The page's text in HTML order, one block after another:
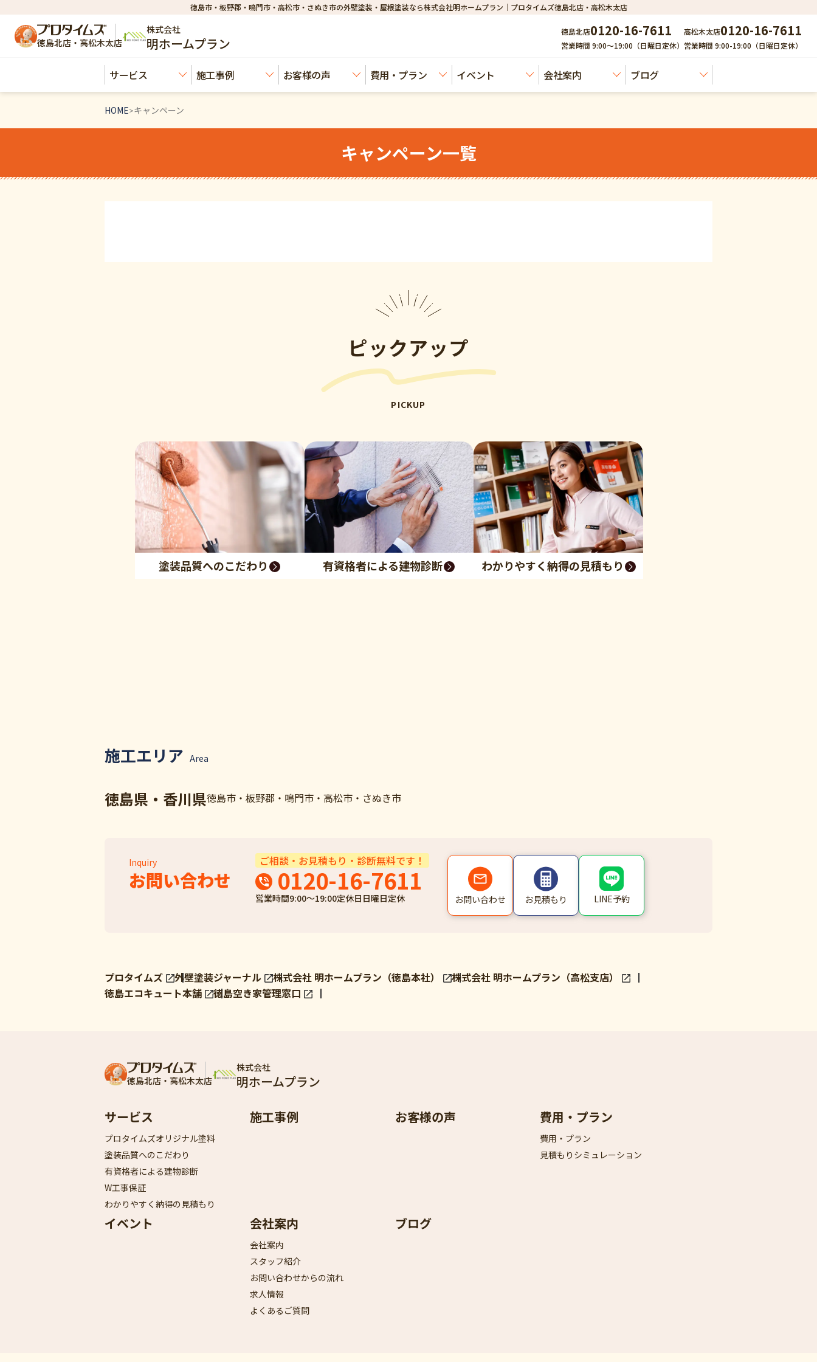
徳島市・板野郡・鳴門市・高松市・さぬき市の外壁塗装・屋根塗装なら株式会社明ホームプラン｜プロタイムズ徳島北店・高松木太店
徳島北店・高松木太店
株式会社
明ホームプラン
徳島北店0120-16-7611
営業時間 9:00～19:00（日曜日定休）
高松木太店0120-16-7611
営業時間 9:00-19:00（日曜日定休）
サービス 施工事例 お客様の声 費用・プラン イベント 会社案内 ブログ
HOME>キャンペーン
キャンペーン一覧
ピックアップ
PICKUP
塗装品質へのこだわり 有資格者による建物診断 わかりやすく納得の見積もり
施工エリア Area
徳島県・香川県徳島市・板野郡・鳴門市・高松市・さぬき市
お問い合わせ
Inquiry ご相談・お見積もり・診断無料です！
0120-16-7611
営業時間9:00～19:00定休日 日曜日定休 お問い合わせ お見積もり LINE予約
プロタイムズ 外壁塗装ジャーナル 株式会社 明ホームプラン（徳島本社）
株式会社 明ホームプラン（高松支店）
徳島エコキュート本舗
徳島空き家管理窓口
徳島北店・高松木太店
株式会社
明ホームプラン
サービス
プロタイムズオリジナル塗料
塗装品質へのこだわり
有資格者による建物診断
W工事保証
わかりやすく納得の見積もり
施工事例 お客様の声 費用・プラン
費用・プラン
見積もりシミュレーション
イベント 会社案内
会社案内
スタッフ紹介
お問い合わせからの流れ
求人情報
よくあるご質問
ブログ